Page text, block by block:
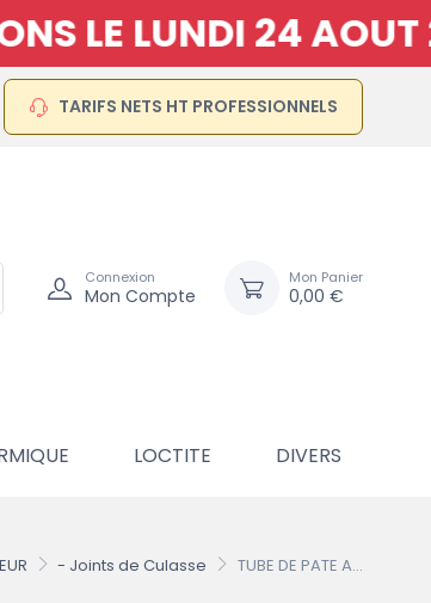
LE LUNDI 24 AOUT
TARIFS NETS HT PROFESSIONNELS
Connexion
Mon Compte
Mon Panier
0,00 €
LOCTITE DIVERS
- Joints de Culasse TUBE DE PATE A...